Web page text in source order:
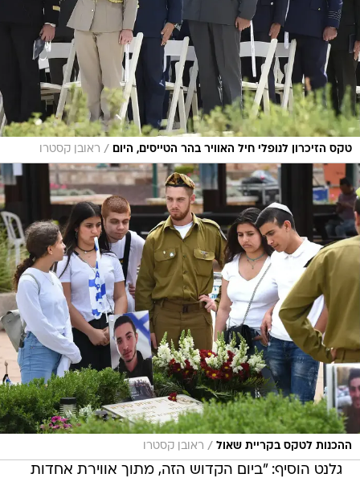
טקס הזיכרון לנופלי חיל האוויר בהר הטייסים, היום / ראובן קסטרו
ההכנות לטקס בקריית שאול / ראובן קסטרו
גלנט הוסיף: "ביום הקדוש הזה, מתוך אווירת אחדות